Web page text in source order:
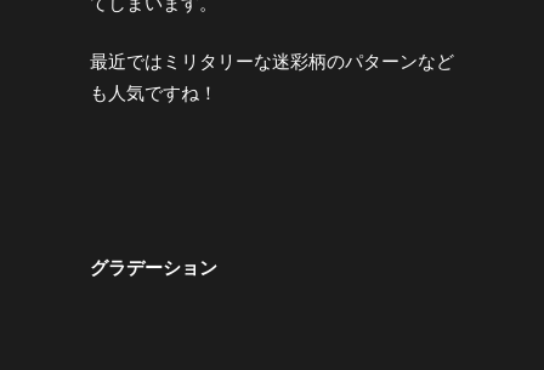
最近ではミリタリーな迷彩柄のパターンなど
も人気ですね！
グラデーション